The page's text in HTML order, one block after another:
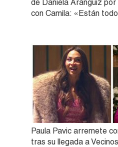
de Daniela Aránguiz
con Camila: «Están
Paula Pavic arremete
tras su llegada a